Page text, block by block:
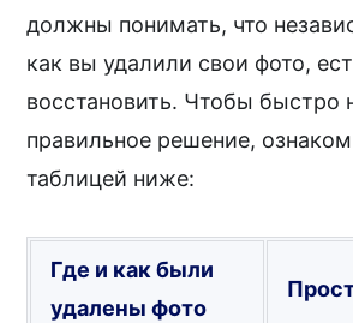
должны понимать, что
как вы удалили свои фото,
восстановить. Чтобы быстро
правильное решение,
таблицей ниже:
Где и как были
удалены фото